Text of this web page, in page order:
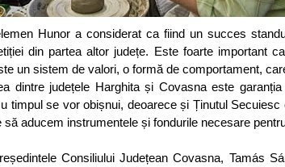
Hunor a considerat ca fiind un succes
din partea altor județe. Este foarte important
un sistem de valori, o formă de comportament,
dintre județele Harghita și Covasna este
timpul se vor obișnui, deoarece și Ținutul
aducem instrumentele și fondurile necesare
Consiliului Județean Covasna, Tamás